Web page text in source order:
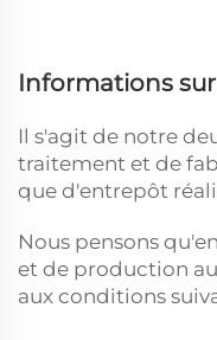
Informations
Il s'agit de notre
traitement et de
que d'entrepôt
Nous pensons
et de production
aux conditions